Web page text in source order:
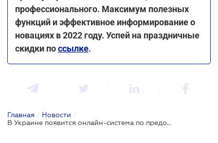
профессионального. Максимум полезных
функций и эффективное информирование о
новациях в 2022 году. Успей на праздничные
скидки поссылке.
Главная / Новости /
В Украине появится онлайн-система по предоставлению коммунальных услуг: что это и для чего